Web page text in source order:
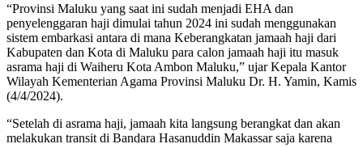
“Provinsi Maluku yang saat ini sudah menjadi EHA dan
penyelenggaran haji dimulai tahun 2024 ini sudah menggunakan
sistem embarkasi antara di mana Keberangkatan jamaah haji dari
Kabupaten dan Kota di Maluku para calon jamaah haji itu masuk
asrama haji di Waiheru Kota Ambon Maluku,” ujar Kepala Kantor
Wilayah Kementerian Agama Provinsi Maluku Dr. H. Yamin, Kamis
(4/4/2024).
“Setelah di asrama haji, jamaah kita langsung berangkat dan akan
melakukan transit di Bandara Hasanuddin Makassar saja karena